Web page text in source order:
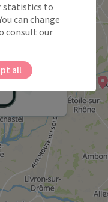
statistics to
can change
consult our
all